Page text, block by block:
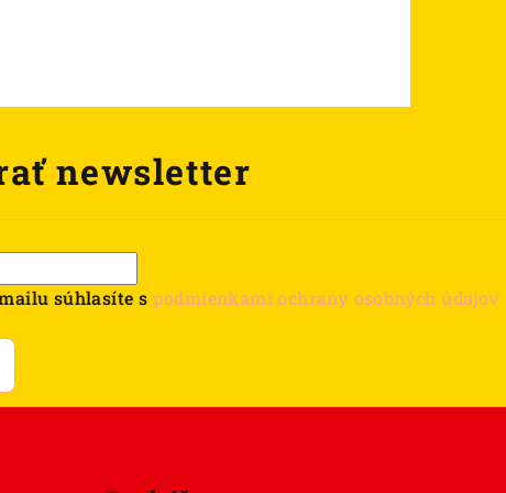
newsletter
súhlasíte s podmienkami ochrany osobných údajov